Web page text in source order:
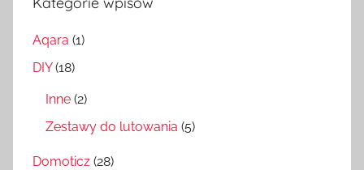
Aqara (1)
DIY(18)
Inne (2)
Zestawy do lutowania (5)
Domoticz (28)